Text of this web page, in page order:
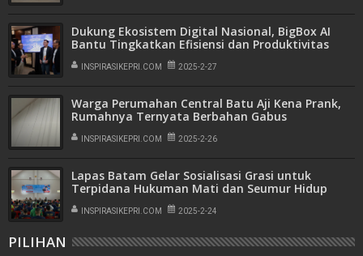
Dukung Ekosistem Digital Nasional, BigBox AI
Bantu Tingkatkan Efisiensi dan Produktivitas
INSPIRASIKEPRI.COM 2025-2-27
Warga Perumahan Central Batu Aji Kena Prank,
Rumahnya Ternyata Berbahan Gabus
INSPIRASIKEPRI.COM 2025-2-26
Lapas Batam Gelar Sosialisasi Grasi untuk
Terpidana Hukuman Mati dan Seumur Hidup
INSPIRASIKEPRI.COM 2025-2-24
PILIHAN